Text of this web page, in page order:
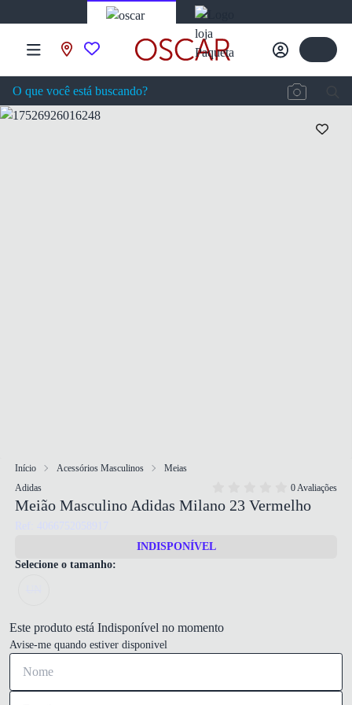
Início Acessórios Masculinos
Meias
Adidas
0 Avaliações
Meião Masculino Adidas Milano 23 Vermelho
Ref: 4066752058917
INDISPONÍVEL
Selecione o tamanho:
Este produto está Indisponível no momento
Avise-me quando estiver disponivel